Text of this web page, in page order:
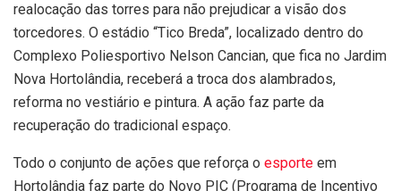
realocação das torres para não prejudicar a visão dos
torcedores. O estádio “Tico Breda”, localizado dentro do
Complexo Poliesportivo Nelson Cancian, que fica no Jardim
Nova Hortolândia, receberá a troca dos alambrados,
reforma no vestiário e pintura. A ação faz parte da
recuperação do tradicional espaço.
Todo o conjunto de ações que reforça o esporte em
Hortolândia faz parte do Novo PIC (Programa de Incentivo